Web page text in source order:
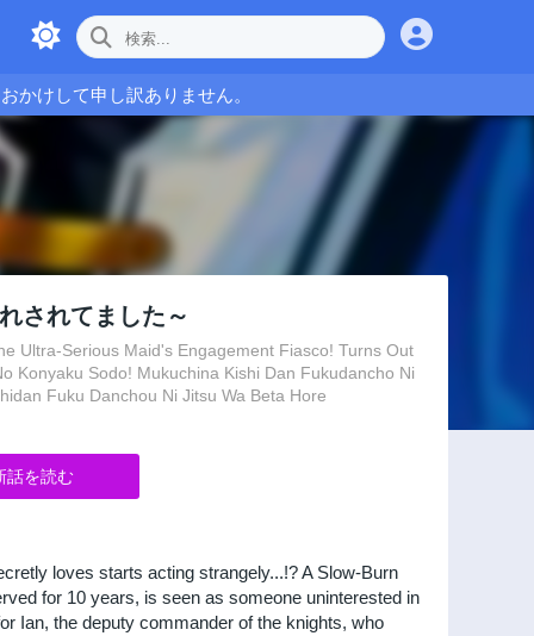
かけして申し訳ありません。
されてました～
Ultra-Serious Maid's Engagement Fiasco! Turns Out
Konyaku Sodo! Mukuchina Kishi Dan Fukudancho Ni
Fuku Danchou Ni Jitsu Wa Beta Hore
話を読む
loves starts acting strangely...!? A Slow-Burn
for 10 years, is seen as someone uninterested in
Ian, the deputy commander of the knights, who